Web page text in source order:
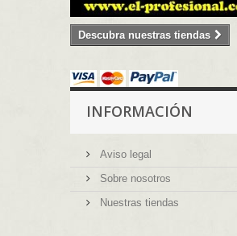
Descubra nuestras tiendas
INFORMACIÓN
Aviso legal
Sobre nosotros
Nuestras tiendas